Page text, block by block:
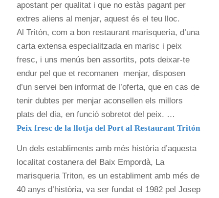
apostant per qualitat i que no estàs pagant per
extres aliens al menjar, aquest és el teu lloc.
Al Tritón, com a bon restaurant marisqueria, d’una
carta extensa especialitzada en marisc i peix
fresc, i uns menús ben assortits, pots deixar-te
endur pel que et recomanen menjar, disposen
d’un servei ben informat de l’oferta, que en cas de
tenir dubtes per menjar aconsellen els millors
plats del dia, en funció sobretot del peix. …
Peix fresc de la llotja del Port al Restaurant Tritón
Un dels establiments amb més història d’aquesta
localitat costanera del Baix Empordà, La
marisqueria Triton, es un establiment amb més de
40 anys d’història, va ser fundat el 1982 pel Josep